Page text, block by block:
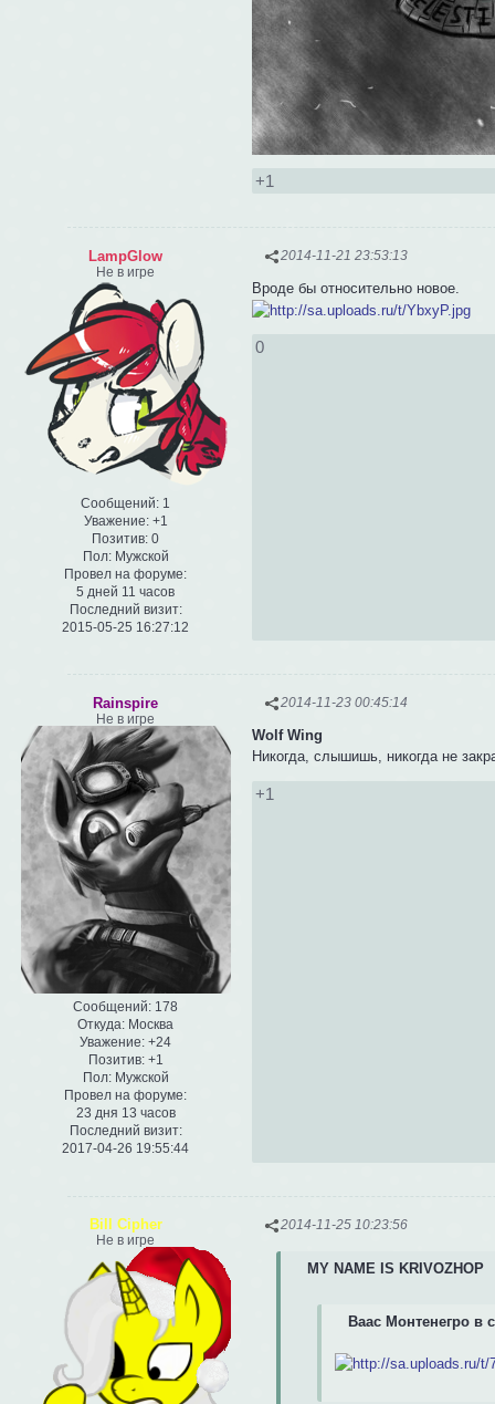
+1
2014-11-21 23:53:13
LampGlow
Не в игре
Сообщений: 1
Уважение: +1
Позитив: 0
Пол: Мужской
Провел на форуме:
5 дней 11 часов
Последний визит:
2015-05-25 16:27:12
Вроде бы относительно новое.
0
2014-11-23 00:45:14
Rainspire
Не в игре
Сообщений: 178
Откуда: Москва
Уважение: +24
Позитив: +1
Пол: Мужской
Провел на форуме:
23 дня 13 часов
Последний визит:
2017-04-26 19:55:44
Wolf Wing
Никогда, слышишь, никогда не
+1
2014-11-25 10:23:56
Bill Cipher
Не в игре
MY NAME IS KRIVOZHOP
Ваас Монтенегро в